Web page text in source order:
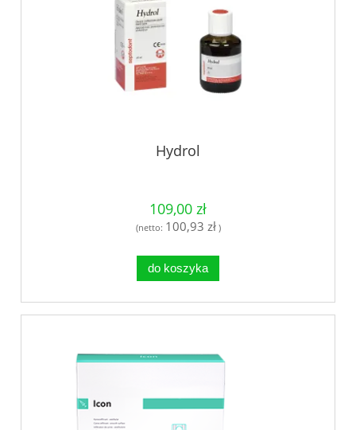
Hydrol
109,00 zł
(netto: 100,93 zł)
do koszyka